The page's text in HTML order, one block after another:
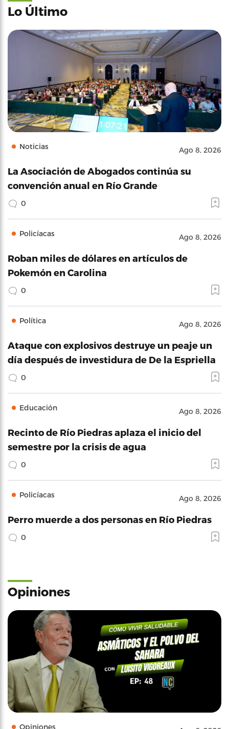
Lo Último
Noticias Ago 8, 2026
La Asociación de Abogados continúa su
convención anual en Río Grande
0
Policíacas Ago 8, 2026
Roban miles de dólares en artículos de
Pokemón en Carolina
0
Política Ago 8, 2026
Ataque con explosivos destruye un peaje un
día después de investidura de De la Espriella
0
Educación Ago 8, 2026
Recinto de Río Piedras aplaza el inicio del
semestre por la crisis de agua
0
Policíacas Ago 8, 2026
Perro muerde a dos personas en Río Piedras
0
Opiniones
Opiniones